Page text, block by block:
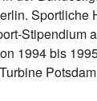
Sportliche
Stipendium
1994 bis